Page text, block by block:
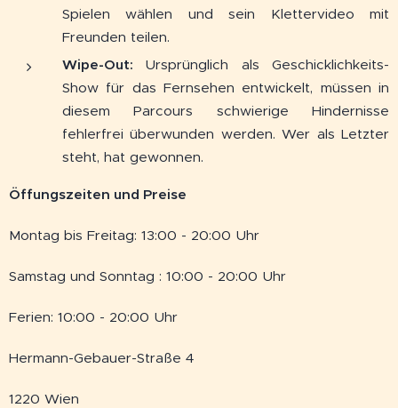
Spielen wählen und sein Klettervideo mit
Freunden teilen.
Wipe-Out: Ursprünglich als Geschicklichkeits-
Show für das Fernsehen entwickelt, müssen in
diesem Parcours schwierige Hindernisse
fehlerfrei überwunden werden. Wer als Letzter
steht, hat gewonnen.
Öffungszeiten und Preise
Montag bis Freitag: 13:00 - 20:00 Uhr
Samstag und Sonntag : 10:00 - 20:00 Uhr
Ferien: 10:00 - 20:00 Uhr
Hermann-Gebauer-Straße 4
1220 Wien